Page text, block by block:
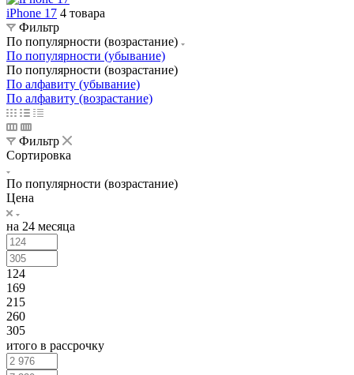
iPhone 17 4 товара
Фильтр
По популярности (возрастание)
По популярности (убывание)
По популярности (возрастание)
По алфавиту (убывание)
По алфавиту (возрастание)
Фильтр
Сортировка
По популярности (возрастание)
Цена
на 24 месяца
124
169
215
260
305
итого в рассрочку